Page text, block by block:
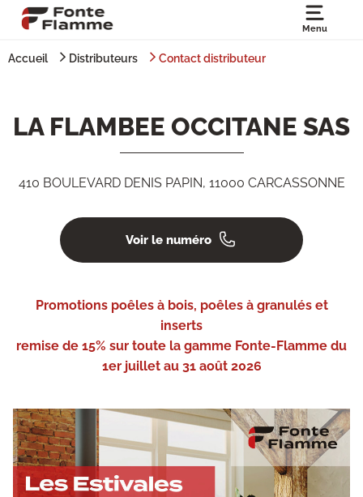
Menu
Accueil Distributeurs Contact distributeur
LA FLAMBEE OCCITANE SAS
410 BOULEVARD DENIS PAPIN, 11000 CARCASSONNE
Voir le numéro
Promotions poêles à bois, poêles à granulés et
inserts
remise de 15% sur toute la gamme Fonte-Flamme du
1er juillet au 31 août 2026